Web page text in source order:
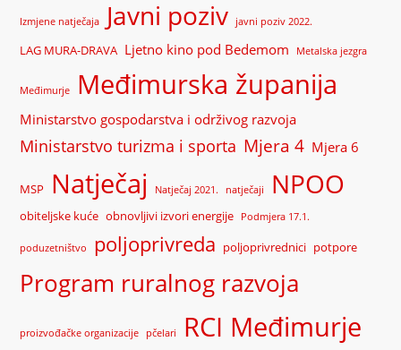
Izmjene natječaja Javni poziv javni poziv 2022.
LAG MURA-DRAVA Ljetno kino pod Bedemom Metalska jezgra
Međimurje Međimurska županija
Ministarstvo gospodarstva i održivog razvoja
Ministarstvo turizma i sporta Mjera 4 Mjera 6
MSP Natječaj Natječaj 2021. natječaji NPOO
obiteljske kuće obnovljivi izvori energije Podmjera 17.1.
poduzetništvo poljoprivreda poljoprivrednici potpore
Program ruralnog razvoja
proizvođačke organizacije pčelari RCI Međimurje